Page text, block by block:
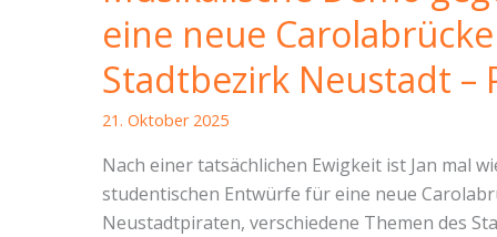
eine neue
Stadtbezirk Neustadt –
21. Oktober 2025
Nach einer tatsächlichen Ewigkeit ist Jan mal
studentischen Entwürfe für eine neue
Neustadtpiraten, verschiedene Themen des